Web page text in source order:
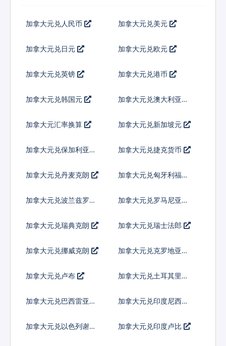
加拿大元兑人民币 加拿大元兑美元
加拿大元兑日元 加拿大元兑欧元
加拿大元兑英镑 加拿大元兑港币
加拿大元兑韩国元 加拿大元兑澳大利亚元
加拿大元汇率换算 加拿大元兑新加坡元
加拿大元兑保加利亚列
加拿大元兑捷克货币
加拿大元兑丹麦克朗 加拿大元兑匈牙利福林
加拿大元兑波兰兹罗提
加拿大元兑罗马尼亚新
加拿大元兑瑞典克朗 加拿大元兑瑞士法郎
加拿大元兑挪威克朗
加拿大元兑克罗地亚库
加拿大元兑卢布 加拿大元兑土耳其里拉
加拿大元兑巴西雷亚尔
加拿大元兑印度尼西亚
加拿大元兑以色列谢克
加拿大元兑印度卢比